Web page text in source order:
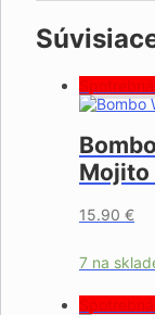
Mojito
15.90 €
7 na